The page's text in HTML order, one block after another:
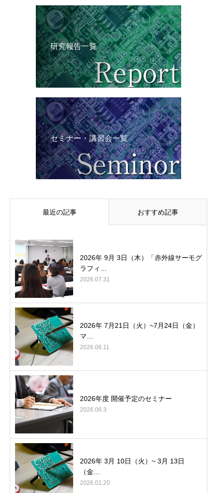
研究報告一覧
セミナー・講習会一覧
最近の記事 おすすめ記事
2026年 9月 3日（木）「赤外線サーモグ
ラフィ…
2026.07.31
2026年 7月21日（火）~7月24日（金）
マ…
2026.06.11
2026年度 開催予定のセミナー
2026.06.3
2026年 3月 10日（火）~ 3月 13日
（金…
2026.01.20